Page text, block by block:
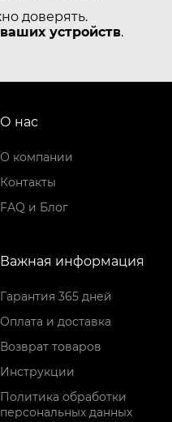
доверять.
устройств.
О нас
О компании
Контакты
FAQ и Блог
Важная информация
Гарантия 365 дней
Оплата и доставка
Возврат товаров
Инструкции
Политика обработки
персональных данных